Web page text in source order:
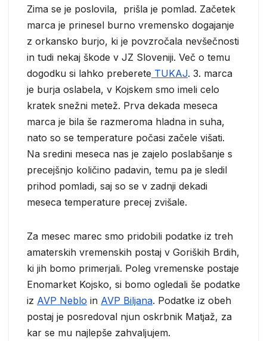
Zima se je poslovila, prišla je pomlad. Začetek
marca je prinesel burno vremensko dogajanje
z orkansko burjo, ki je povzročala nevšečnosti
in tudi nekaj škode v JZ Sloveniji. Več o temu
dogodku si lahko preberete TUKAJ. 3. marca
je burja oslabela, v Kojskem smo imeli celo
kratek snežni metež. Prva dekada meseca
marca je bila še razmeroma hladna in suha,
nato so se temperature počasi začele višati.
Na sredini meseca nas je zajelo poslabšanje s
precejšnjo količino padavin, temu pa je sledil
prihod pomladi, saj so se v zadnji dekadi
meseca temperature precej zvišale.
Za mesec marec smo pridobili podatke iz treh
amaterskih vremenskih postaj v Goriških Brdih,
ki jih bomo primerjali. Poleg vremenske postaje
Enomarket Kojsko, si bomo ogledali še podatke
iz AVP Neblo in AVP Biljana. Podatke iz obeh
postaj je posredoval njun oskrbnik Matjaž, za
kar se mu najlepše zahvaljujem.